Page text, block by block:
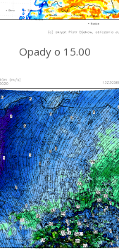
Opady o 15.00